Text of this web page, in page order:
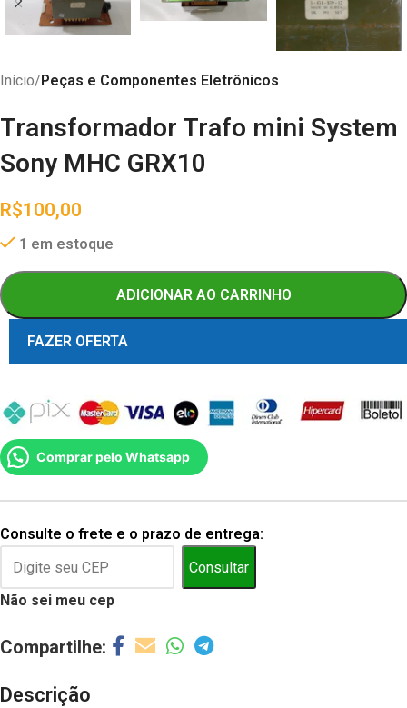
Início Peças e Componentes Eletrônicos
Transformador Trafo mini System
Sony MHC GRX10
R$100,00
1 em estoque
ADICIONAR AO CARRINHO
FAZER OFERTA
Comprar pelo Whatsapp
Consulte o frete e o prazo de entrega:
Consultar
Não sei meu cep
Descrição